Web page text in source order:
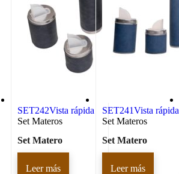
SET242Vista rápida
Set Materos
Set Matero
Leer más
SET241Vista rápida
Set Materos
Set Matero
Leer más